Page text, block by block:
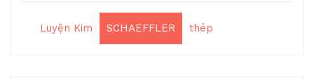
Luyện Kim SCHAEFFLER thép